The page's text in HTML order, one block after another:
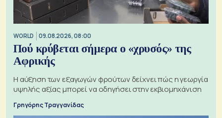
WORLD 09.08.2026, 08:00
Πού κρύβεται σήμερα ο «χρυσός» της
Αφρικής
Η αύξηση των εξαγωγών φρούτων δείχνει πώς η γεωργία
υψηλής αξίας μπορεί να οδηγήσει στην εκβιομηχάνιση
Γρηγόρης Τραγγανίδας